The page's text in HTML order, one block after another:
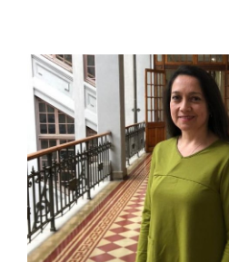
Estudiantes
Académicos
Funcionarios
Alumni